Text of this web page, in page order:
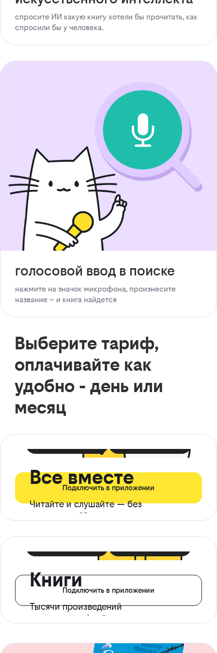
спросите ИИ какую книгу хотели бы прочитать, как
спросили бы у человека.
голосовой ввод в поиске
нажмите на значок микрофона, произнесите
название – и книга найдется
Выберите тариф,
оплачивайте как
удобно - день или
месяц
Все вместе
Читайте и слушайте — без
ограничений*
Подключить в приложении
Книги
Тысячи произведений
с доступом офлайн
Подключить в приложении